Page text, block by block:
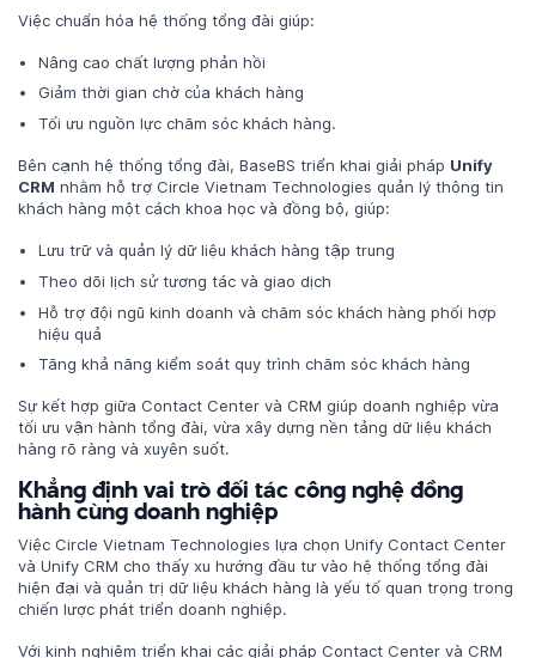
Việc chuẩn hóa hệ thống tổng đài giúp:
Nâng cao chất lượng phản hồi
Giảm thời gian chờ của khách hàng
Tối ưu nguồn lực chăm sóc khách hàng.
Bên cạnh hệ thống tổng đài, BaseBS triển khai giải pháp Unify
CRM nhằm hỗ trợ Circle Vietnam Technologies quản lý thông tin
khách hàng một cách khoa học và đồng bộ, giúp:
Lưu trữ và quản lý dữ liệu khách hàng tập trung
Theo dõi lịch sử tương tác và giao dịch
Hỗ trợ đội ngũ kinh doanh và chăm sóc khách hàng phối hợp
hiệu quả
Tăng khả năng kiểm soát quy trình chăm sóc khách hàng
Sự kết hợp giữa Contact Center và CRM giúp doanh nghiệp vừa
tối ưu vận hành tổng đài, vừa xây dựng nền tảng dữ liệu khách
hàng rõ ràng và xuyên suốt.
Khẳng định vai trò đối tác công nghệ đồng
hành cùng doanh nghiệp
Việc Circle Vietnam Technologies lựa chọn Unify Contact Center
và Unify CRM cho thấy xu hướng đầu tư vào hệ thống tổng đài
hiện đại và quản trị dữ liệu khách hàng là yếu tố quan trọng trong
chiến lược phát triển doanh nghiệp.
Với kinh nghiệm triển khai các giải pháp Contact Center và CRM